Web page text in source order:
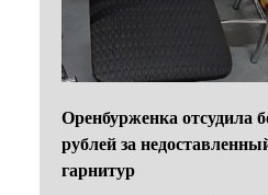
Оренбурженка отсудила
рублей за
гарнитур